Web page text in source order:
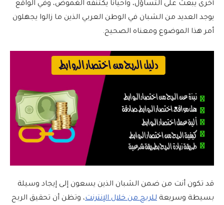
أخرى يبعث على التساؤل، وأحيانا يكتنفه الغموض، وفي الواقع
يوجد العديد من الشبان في الوطن العربي الذين ما زالوا يجهلون
أمر هذا الموضوع ومعناه الصحيح.
قد تكون أنت من ضمن الشبان الذين يسعون إلى إيجاد وسيلة
بسيطة وسريعة للربح من خلال الإنترنت، وتظن أن تحقيق الربح